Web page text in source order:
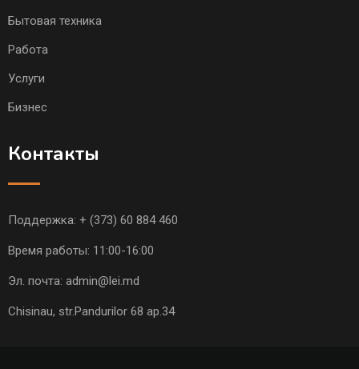
Бытовая техника
Работа
Услуги
Бизнес
Контакты
Поддержка: + (373) 60 884 460
Время работы: 11:00-16:00
Эл. почта: admin@lei.md
Chisinau, str.Pandurilor 68 ap.34